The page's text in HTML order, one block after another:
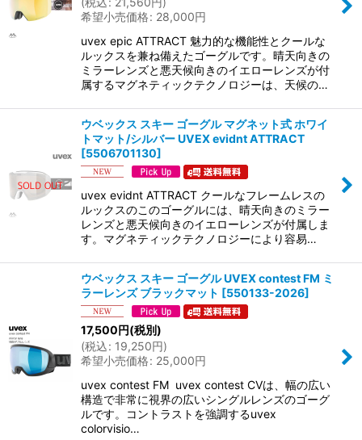
希望小売価格: 28,000円
uvex epic ATTRACT 魅力的な機能性とクールな
ルックスを兼ね備えたゴーグルです。晴天向きの
ミラーレンズと悪天候向きのイエローレンズが付
属するマグネティックテクノロジーは、天候の…
ウベックス スキー ゴーグル マグネット式 ホワイ
トマット/シルバー UVEX evidnt ATTRACT
[5506701130]
uvex evidnt ATTRACT クールなフレームレスの
ルックスのこのゴーグルには、晴天向きのミラー
レンズと悪天候向きのイエローレンズが付属しま
す。マグネティックテクノロジーにより容易…
ウベックス スキー ゴーグル UVEX contest FM ミ
ラーレンズ ブラックマット [550133-2026]
17,500円(税別)
(税込: 19,250円)
希望小売価格: 25,000円
uvex contest FM uvex contest CVは、幅の広い
構造で非常に視界の広いシングルレンズのゴーグ
ルです。コントラストを強調するuvex
colorvisio…